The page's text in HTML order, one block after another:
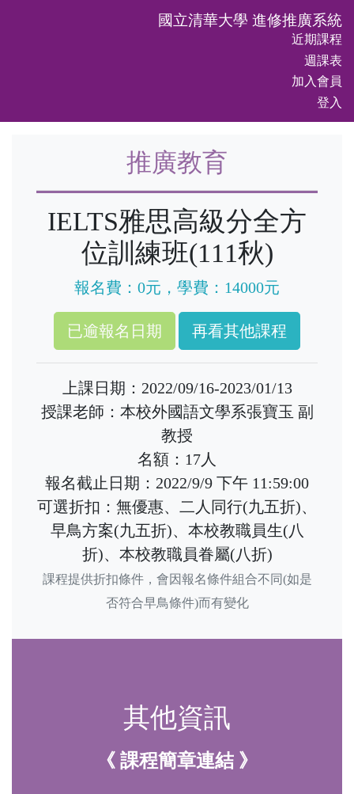
國立清華大學 進修推廣系統
近期課程
週課表
加入會員
登入
推廣教育
IELTS雅思高級分全方
位訓練班(111秋)
報名費：0元，學費：14000元
再看其他課程
上課日期：2022/09/16-2023/01/13
授課老師：本校外國語文學系張寶玉 副
教授
名額：17人
報名截止日期：2022/9/9 下午 11:59:00
可選折扣：無優惠、二人同行(九五折)、
早鳥方案(九五折)、本校教職員生(八
折)、本校教職員眷屬(八折)
課程提供折扣條件，會因報名條件組合不同(如是
否符合早鳥條件)而有變化
其他資訊
《 課程簡章連結 》